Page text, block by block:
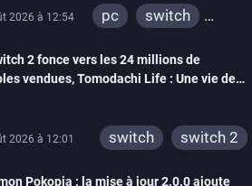
2026 à 12:54 pc
switch
xbox one
wiiu
3ds
ps3
switch 2
2 fonce vers les 24 millions de
vendues, Tomodachi Life : Une vie de
2026 à 12:01 switch switch 2
Pokopia : la mise à jour 2.0.0 ajoute